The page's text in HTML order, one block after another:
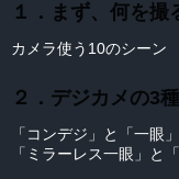
１．まず、何を撮
カメラ使う10のシーン
２．デジカメの3
「コンデジ」と「一眼
「ミラーレス一眼」と